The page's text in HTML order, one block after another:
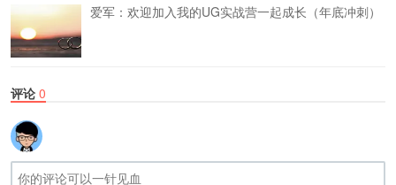
爱军：欢迎加入我的UG实战营一起成长（年底冲刺）
评论 0